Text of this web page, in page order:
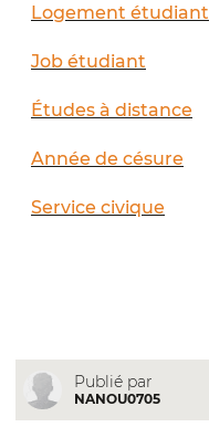
Logement étudiant
Job étudiant
Études à distance
Année de césure
Service civique
Publié par
NANOU0705